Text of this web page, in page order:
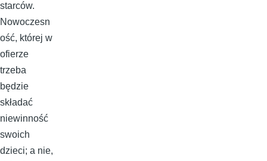
starców.
Nowoczesn
ość, której w
ofierze
trzeba
będzie
składać
niewinność
swoich
dzieci; a nie,